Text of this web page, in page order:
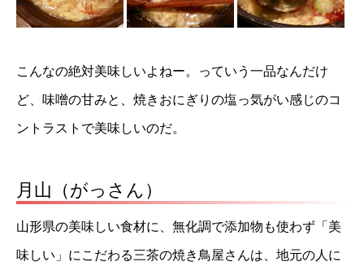
こんなの絶対美味しいよねー。っていう一品なんだけ
ど、味噌の甘みと、焼きおにぎりの塩っ気がい感じのコ
ントラストで美味しいのだ。
月山（がっさん）
山形県の美味しい食材に、無化調で添加物も使わず「美
味しい」にこだわる三茶の焼き鳥屋さんは、地元の人に